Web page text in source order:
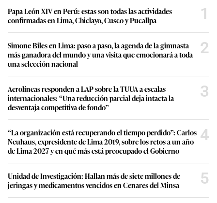
Papa León XIV en Perú: estas son todas las actividades
confirmadas en Lima, Chiclayo, Cusco y Pucallpa
1
Simone Biles en Lima: paso a paso, la agenda de la gimnasta
más ganadora del mundo y una visita que emocionará a toda
una selección nacional
2
Aerolíneas responden a LAP sobre la TUUA a escalas
internacionales: “Una reducción parcial deja intacta la
desventaja competitiva de fondo”
3
“La organización está recuperando el tiempo perdido”: Carlos
Neuhaus, expresidente de Lima 2019, sobre los retos a un año
de Lima 2027 y en qué más está preocupado el Gobierno
4
Unidad de Investigación: Hallan más de siete millones de
jeringas y medicamentos vencidos en Cenares del Minsa
5